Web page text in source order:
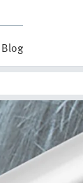
Blog